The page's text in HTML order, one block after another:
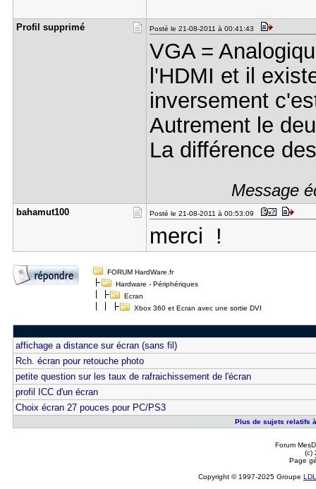
Profil sup​primé Posté le 21-08-2011 à 00:41:43
VGA =
l'HDMI et il
inversement
Autrement le
La différence
Message
bahamut100 Posté le 21-08-2011 à 00:53:09
merci !
FORUM HardWare.fr
Hardware - Périphériques
Ecran
Xbox 360 et Ecran avec une sortie DVI
affichage a distance sur écran (sans fil)
Rch. écran pour retouche photo
petite question sur les taux de rafraichissement de l'écran
profil ICC d'un écran
Choix écran 27 pouces pour PC/PS3
Plus de sujets relatifs
Forum
(c)
Page
Copyright © 1997-2025 Groupe